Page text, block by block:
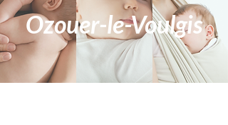
Ozouer-le-Voulgis